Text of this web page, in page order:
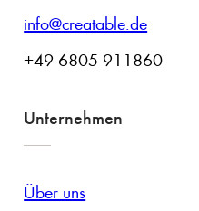
info@creatable.de
+49 6805 911860
Unternehmen
Über uns